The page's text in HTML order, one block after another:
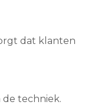
dat klanten
techniek.